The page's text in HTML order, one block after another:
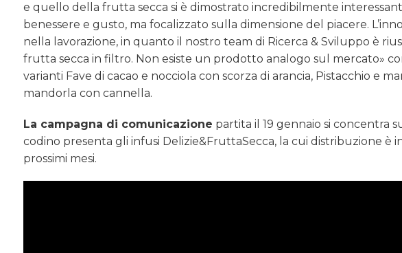
e quello della frutta secca si è dimostrato incredibilmente
benessere e gusto, ma focalizzato sulla dimensione del piacere.
nella lavorazione, in quanto il nostro team di Ricerca & Sviluppo è
frutta secca in filtro. Non esiste un prodotto analogo sul mercato»
varianti Fave di cacao e nocciola con scorza di arancia, Pistacchio e
mandorla con cannella.
La campagna di comunicazione partita il 19 gennaio si concentra
codino presenta gli infusi Delizie&FruttaSecca, la cui distribuzione è
prossimi mesi.